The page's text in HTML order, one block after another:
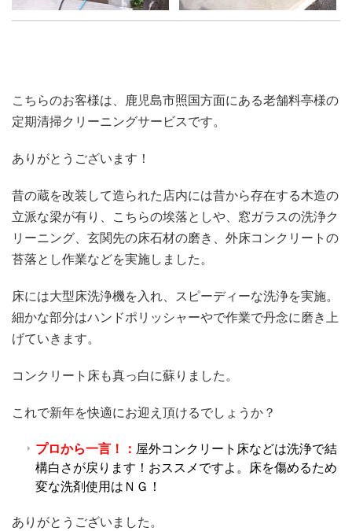
こちらのお客様は、鹿児島市照国方面にある老舗料亭様の
定期清掃クリーニングサービスです。
ありがとうございます！
昔の蔵を改装して造られた店内には昔から存在する木造の
立派な梁が有り、こちらの埃落としや、窓ガラスの洗浄ク
リーニング、玄関先の床石材の磨き、外床コンクリートの
苔落とし作業などを実施しました。
床には大型床洗浄機を入れ、スピーディーな洗浄を実施。
細かな部分はハンドポリッシャーやで作業で丹念に磨き上
げていきます。
コンクリート床も真っ白に蘇りました。
これで新年を快適にお迎え頂けるでしょうか？
プロから一言！： 屋外コンクリート床などは洗浄で結
構白さが戻ります！おススメですよ。床を傷めるため
変な洗剤使用はＮＧ！
ありがとうございました。